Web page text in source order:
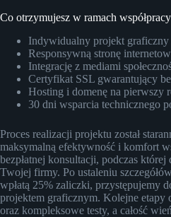
Co otrzymujesz w ramach
Indywidualny projekt
Responsywną stronę
Integrację z mediami
Certyfikat SSL gwarantujący
Hosting i domenę na pierwszy
30 dni wsparcia technicznego
Proces realizacji projektu został
maksymalną efektywność i komfort
bezpłatnej konsultacji, podczas
Twojej firmy. Po ustaleniu
wpłatą 25% zaliczki, przystępujemy
projektem graficznym. Kolejne etapy
oraz kompleksowe testy, a całość